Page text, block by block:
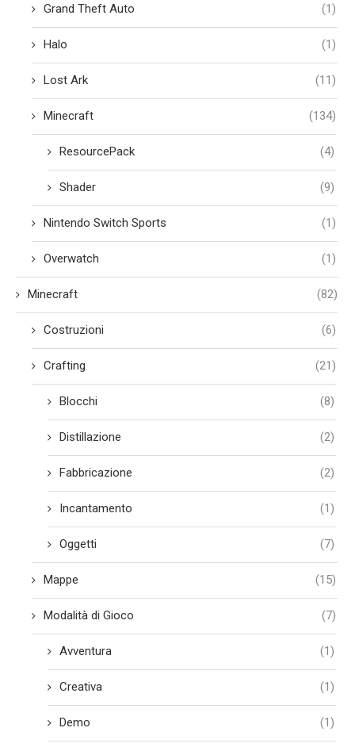
Grand Theft Auto (1)
Halo (1)
Lost Ark (11)
Minecraft (134)
ResourcePack (4)
Shader (9)
Nintendo Switch Sports (1)
Overwatch (1)
Minecraft (82)
Costruzioni (6)
Crafting (21)
Blocchi (8)
Distillazione (2)
Fabbricazione (2)
Incantamento (1)
Oggetti (7)
Mappe (15)
Modalità di Gioco (7)
Avventura (1)
Creativa (1)
Demo (1)